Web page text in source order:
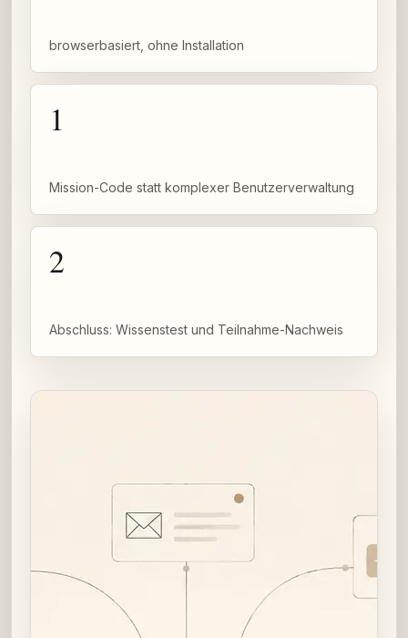
browserbasiert, ohne Installation
1
Mission-Code statt komplexer Benutzerverwaltung
2
Abschluss: Wissenstest und Teilnahme-Nachweis